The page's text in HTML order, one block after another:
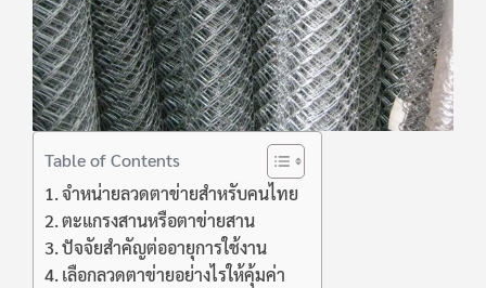
Table of Contents
จำหน่ายลวดตาข่ายสำหรับคนไทย
ตะแกรงสานหรือตาข่ายสาน
ปัจจัยสำคัญต่ออายุการใช้งาน
เลือกลวดตาข่ายอย่างไรให้คุ้มค่า